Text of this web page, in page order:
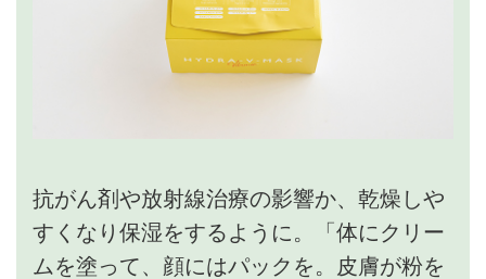
抗がん剤や放射線治療の影響か、乾燥しや
すくなり保湿をするように。「体にクリー
ムを塗って、顔にはパックを。皮膚が粉を